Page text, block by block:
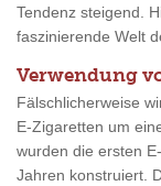
Tendenz steigend.
faszinierende Welt
Verwendung
Fälschlicherweise
E-Zigaretten um
wurden die ersten
Jahren konstruiert.